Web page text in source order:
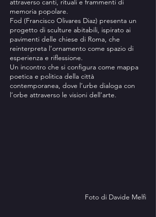
attraverso canti, rituali e frammenti di
memoria popolare.
Fod (Francisco Olivares Diaz) presenta un
progetto di sculture abitabili, ispirato ai
pavimenti delle chiese di Roma, che
reinterpreta l’ornamento come spazio di
esperienza e riflessione.
Un incontro che si configura come mappa
poetica e politica della città
contemporanea, dove l’urbe dialoga con
l’orbe attraverso le visioni dell’arte.
Foto di Davide Melfi